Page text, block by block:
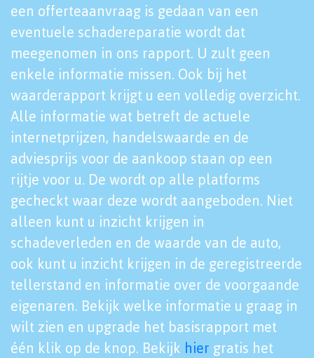
een offerteaanvraag is gedaan van een
eventuele schadereparatie wordt dat
meegenomen in ons rapport. U zult geen
enkele informatie missen. Ook bij het
waarderapport krijgt u een volledig overzicht.
Alle informatie wat betreft de actuele
internetprijzen, handelswaarde en de
adviesprijs voor de aankoop staan op een
rijtje voor u. De wordt op alle platforms
gecheckt waar deze wordt aangeboden. Niet
alleen kunt u inzicht krijgen in
schadeverleden en de waarde van de auto,
ook kunt u inzicht krijgen in de geregistreerde
tellerstand en informatie over de voorgaande
eigenaren. Bekijk welke informatie u graag in
wilt zien en upgrade het basisrapport met
één klik op de knop. Bekijk hier gratis het